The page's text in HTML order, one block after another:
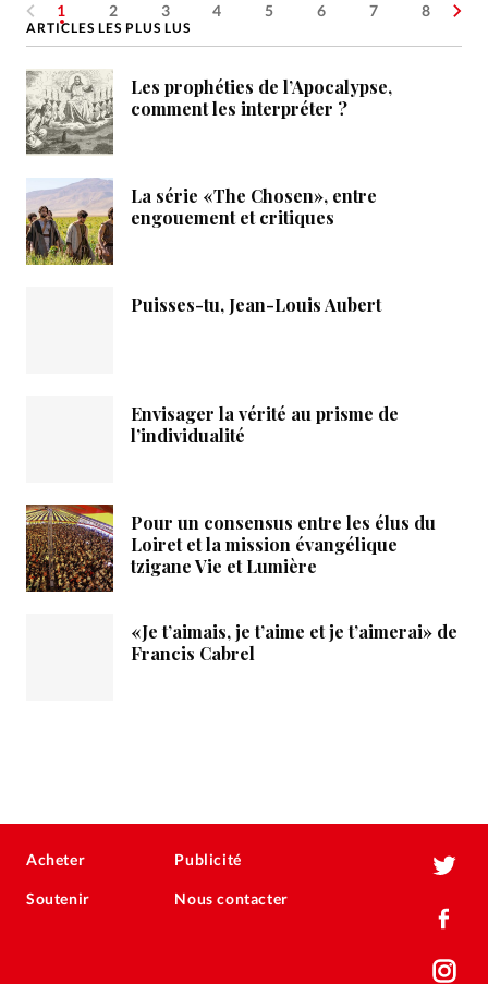
1 2 3 4 5 6 7 8
ARTICLES LES PLUS LUS
Les prophéties de l’Apocalypse,
comment les interpréter ?
La série «The Chosen», entre
engouement et critiques
Puisses-tu, Jean-Louis Aubert
Envisager la vérité au prisme de
l’individualité
Pour un consensus entre les élus du
Loiret et la mission évangélique
tzigane Vie et Lumière
«Je t’aimais, je t’aime et je t’aimerai» de
Francis Cabrel
Acheter
Soutenir
Publicité
Nous contacter